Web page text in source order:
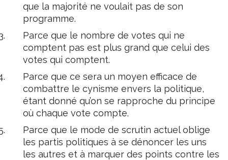
que la majorité ne voulait pas de son
programme.
Parce que le nombre de votes qui ne
comptent pas est plus grand que celui des
votes qui comptent.
Parce que ce sera un moyen efficace de
combattre le cynisme envers la politique,
étant donné qu’on se rapproche du principe
où chaque vote compte.
Parce que le mode de scrutin actuel oblige
les partis politiques à se dénoncer les uns
les autres et à marquer des points contre les